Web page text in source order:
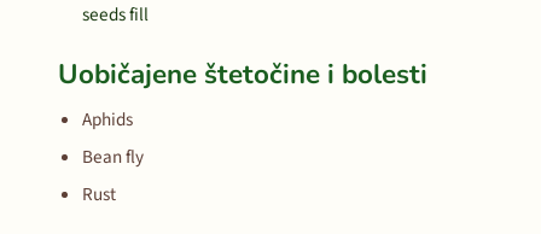
seeds fill
Uobičajene štetočine i bolesti
Aphids
Bean fly
Rust